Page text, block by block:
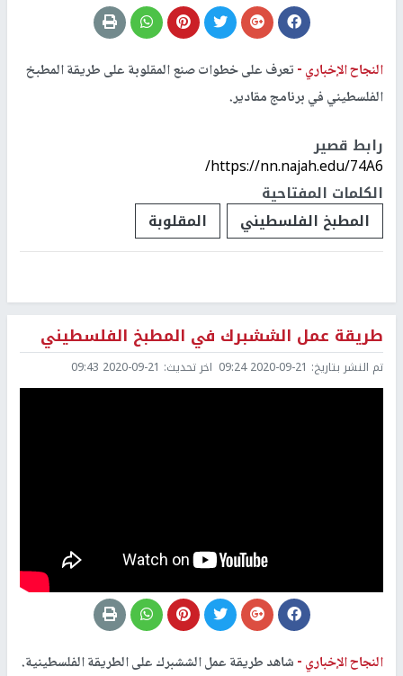
النجاح الإخباري -تعرف على خطوات صنع المقلوبة على طريقة المطبخ
الفلسطيني في برنامج مقادير.
رابط قصير
https://nn.najah.edu/74A6/
الكلمات المفتاحية
المطبخ الفلسطيني
المقلوبة
طريقة عمل الششبرك في المطبخ الفلسطيني
تم النشر بتاريخ: 2020-09-21 09:24 اخر تحديث: 2020-09-21 09:43
النجاح الإخباري -شاهد طريقة عمل الششبرك على الطريقة الفلسطينية.